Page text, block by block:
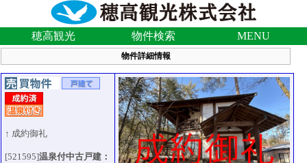
穂高観光 物件検索 MENU
物件詳細情報
↑ 成約御礼
[521595]温泉付中古戸建：